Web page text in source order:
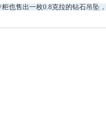
也售出一枚0.8克拉的钻石吊坠，